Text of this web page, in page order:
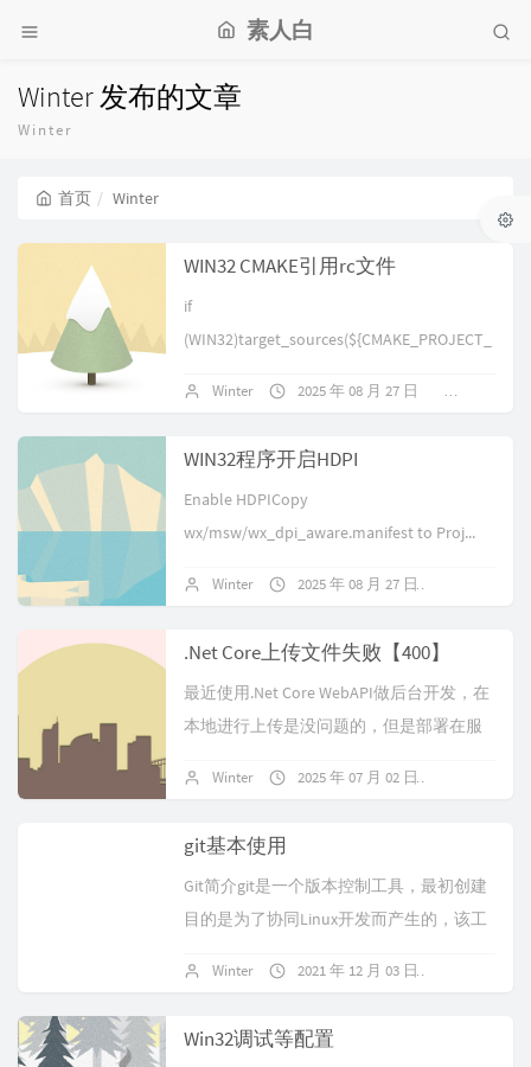
素人白
Winter 发布的文章
Winter
首页 Winter
WIN32 CMAKE引用rc文件
if
(WIN32)target_sources(${CMAKE_PROJECT_
Winter 2025 年 08 月 27 日
WIN32程序开启HDPI
Enable HDPICopy
wx/msw/wx_dpi_aware.manifest to Proj...
Winter 2025 年 08 月 27 日
.Net Core上传文件失败【400】
最近使用.Net Core WebAPI做后台开发，在
本地进行上传是没问题的，但是部署在服
Winter 2025 年 07 月 02 日
git基本使用
Git简介git是一个版本控制工具，最初创建
目的是为了协同Linux开发而产生的，该工
Winter 2021 年 12 月 03 日
Win32调试等配置